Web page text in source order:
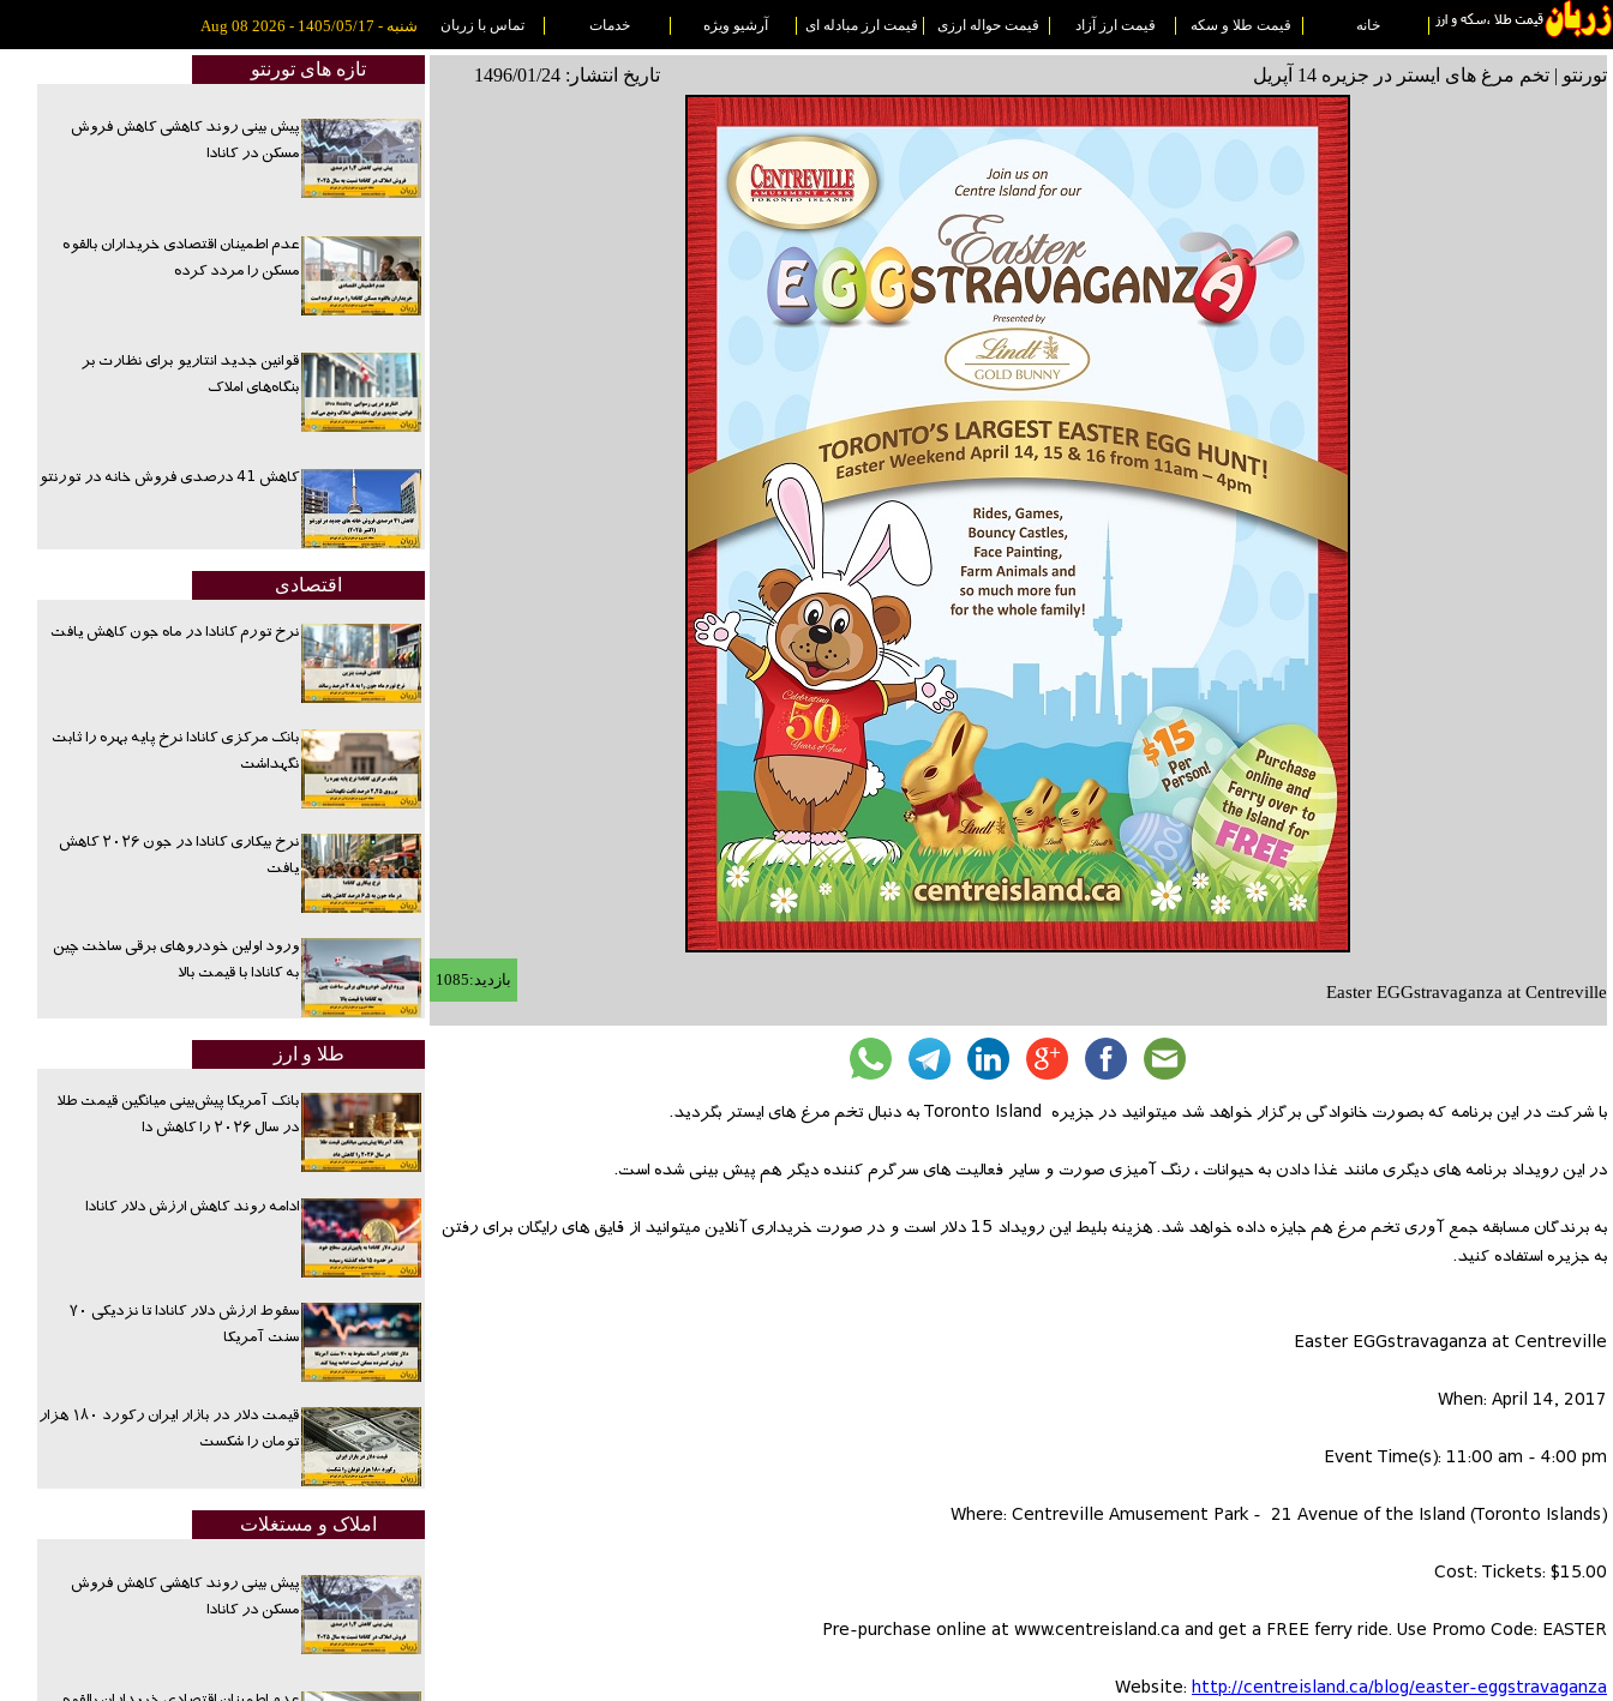
خانه قیمت طلا و سکه قیمت ارز آزاد قیمت حواله ارزی قیمت ارز مبادله ای آرشیو ویژه خدمات تماس با زربان شنبه - 1405/05/17 - Aug 08 2026
تورنتو | تخم مرغ های ایستر در جزیره 14 آپریل تاریخ انتشار: 1496/01/24
Easter EGGstravaganza at Centreville
بازدید:1085
با شرکت در این برنامه که بصورت خانوادگی برگزار خواهد شد میتوانید در جزیره Toronto Island به دنبال تخم مرغ های ایستر بگردید.
در این رویداد برنامه های دیگری مانند غذا دادن به حیوانات ، رنگ آمیزی صورت و سایر فعالیت های سرگرم کننده دیگر هم پیش بینی شده است.
به برندگان مسابقه جمع آوری تخم مرغ هم جایزه داده خواهد شد. هزینه بلیط این رویداد 15 دلار است و در صورت خریداری آنلاین میتوانید از قایق های رایگان برای رفتن
به جزیره استفاده کنید.
Easter EGGstravaganza at Centreville
When: April 14, 2017
Event Time(s): 11:00 am - 4:00 pm
Where: Centreville Amusement Park - 21 Avenue of the Island (Toronto Islands)
Cost: Tickets: $15.00
Pre-purchase online at www.centreisland.ca and get a FREE ferry ride. Use Promo Code: EASTER
Website:http://centreisland.ca/blog/easter-eggstravaganza
تازه های تورنتو
پیش بینی روند کاهشی کاهش فروش
مسکن در کانادا
عدم اطمینان اقتصادی خریداران بالقوه
مسکن را مردد کرده
قوانین جدید انتاریو برای نظارت بر
بنگاه‌های املاک
کاهش 41 درصدی فروش خانه در تورنتو
اقتصادی
نرخ تورم کانادا در ماه جون کاهش یافت
بانک مرکزی کانادا نرخ پایه بهره را ثابت
نگهداشت
نرخ بیکاری کانادا در جون ۲۰۲۶ کاهش
یافت
ورود اولین خودروهای برقی ساخت چین
به کانادا با قیمت بالا
طلا و ارز
بانک آمریکا پیش‌بینی میانگین قیمت طلا
در سال ۲۰۲۶ را کاهش دا
ادامه روند کاهش ارزش دلار کانادا
سقوط ارزش دلار کانادا تا نزدیکی ۷۰
سنت آمریکا
قیمت دلار در بازار ایران رکورد ۱۸۰ هزار
تومان را شکست
املاک و مستغلات
پیش بینی روند کاهشی کاهش فروش
مسکن در کانادا